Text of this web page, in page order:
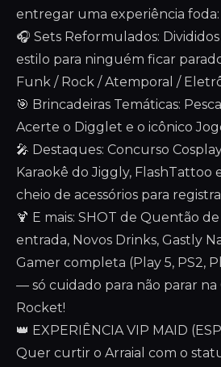
entregar uma experiência foda:
🎧 Sets Reformulados:
estilo para ninguém ficar
Funk / Rock / Atemporal /
🎯 Brincadeiras Temáticas:
Acerte o Digglet e o icônico
🎤 Destaques: Concurso
Karaokê do Jiggly, FlashTattoo
cheio de acessórios para
🍹 E mais: SHOT de Quentão
entrada, Novos Drinks, Gastly
Gamer completa (Play 5, PS2,
— só cuidado para não parar na
Rocket!
👑 EXPERIÊNCIA VIP MAID
Quer curtir o Arraial com o